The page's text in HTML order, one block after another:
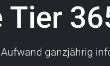
Tier
ganzjährig